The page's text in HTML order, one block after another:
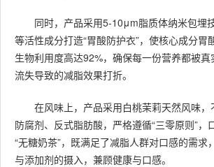
同时，产品采用5-10μm脂质体纳米包埋
等活性成分打造“胃酸防护衣”，使核心成分胃
生物利用度高达92%，确保每一份营养都被
流失导致的减脂效果打折。
在风味上，产品采用白桃茉莉天然风味，
防腐剂、反式脂肪酸，严格遵循“三零原则”，
“无糖奶茶”，既满足了减脂人群对口感的需求
与添加剂的摄入，兼顾健康与口感。